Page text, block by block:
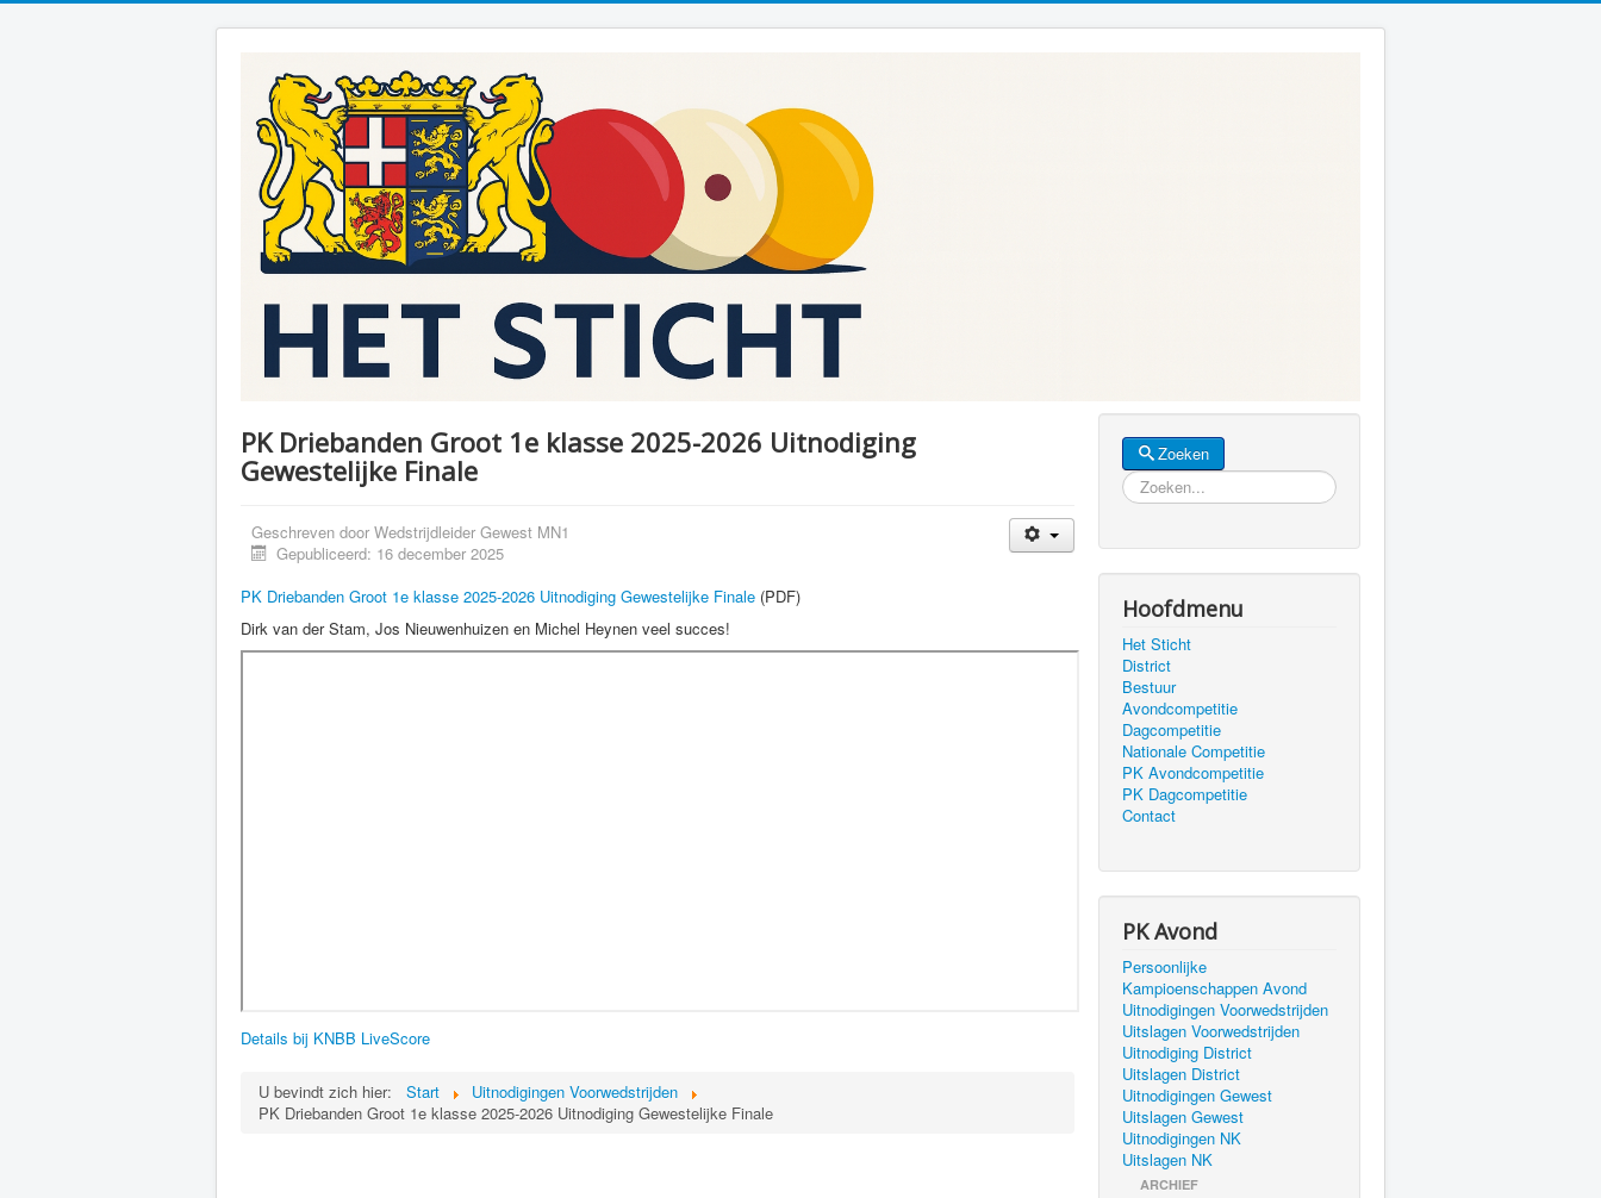
PK Driebanden Groot 1e klasse 2025-2026 Uitnodiging
Gewestelijke Finale
Geschreven door Wedstrijdleider Gewest MN1
Gepubliceerd: 16 december 2025
PK Driebanden Groot 1e klasse 2025-2026 Uitnodiging Gewestelijke Finale (PDF)
Dirk van der Stam, Jos Nieuwenhuizen en Michel Heynen veel succes!
Details bij KNBB LiveScore
U bevindt zich hier: Start
Uitnodigingen Voorwedstrijden
PK Driebanden Groot 1e klasse 2025-2026 Uitnodiging Gewestelijke Finale
Zoeken
Zoeken
Hoofdmenu
Het Sticht
District
Bestuur
Avondcompetitie
Dagcompetitie
Nationale Competitie
PK Avondcompetitie
PK Dagcompetitie
Contact
PK Avond
Persoonlijke
Kampioenschappen Avond
Uitnodigingen Voorwedstrijden
Uitslagen Voorwedstrijden
Uitnodiging District
Uitslagen District
Uitnodigingen Gewest
Uitslagen Gewest
Uitnodigingen NK
Uitslagen NK
ARCHIEF